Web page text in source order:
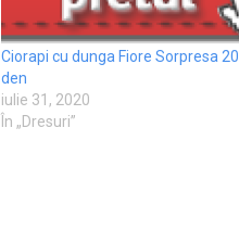
Ciorapi cu dunga Fiore Sorpresa 20
den
iulie 31, 2020
În „Dresuri”